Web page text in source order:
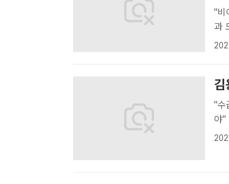
"비
과
부
"수
야" 김용범 청와대 정책실장이 19일 KBS '일요진단 라이브'에 출연해 최근
부